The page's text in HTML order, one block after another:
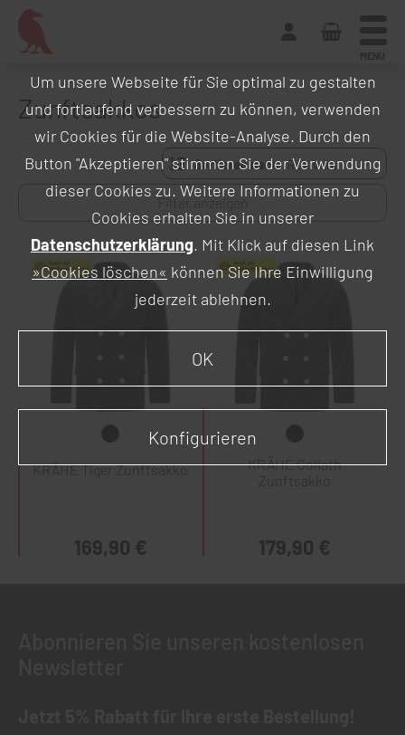
MENU
Zunftsakkos
Sortieren nach:
Filter anzeigen
KRÄHE Tiger Zunftsakko
169,90 €
KRÄHE Goliath
Zunftsakko
179,90 €
Um unsere Webseite für Sie optimal zu gestalten
und fortlaufend verbessern zu können, verwenden
wir Cookies für die Website-Analyse. Durch den
Button "Akzeptieren" stimmen Sie der Verwendung
dieser Cookies zu. Weitere Informationen zu
Cookies erhalten Sie in unserer
Datenschutzerklärung. Mit Klick auf diesen Link
»Cookies löschen« können Sie Ihre Einwilligung
jederzeit ablehnen.
OK
Konfigurieren